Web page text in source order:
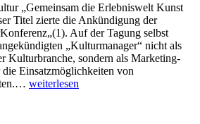
„Gemeinsam die Erlebniswelt Kunst
Titel zierte die Ankündigung der
Auf der Tagung selbst
„Kulturmanager“ nicht als
Kulturbranche, sondern als Marketing-
Einsatzmöglichkeiten von
weiterlesen